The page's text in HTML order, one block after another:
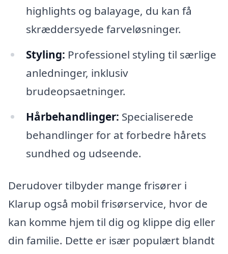
highlights og balayage, du kan få
skræddersyede farveløsninger.
Styling: Professionel styling til særlige
anledninger, inklusiv
brudeopsaetninger.
Hårbehandlinger: Specialiserede
behandlinger for at forbedre hårets
sundhed og udseende.
Derudover tilbyder mange frisører i
Klarup også mobil frisørservice, hvor de
kan komme hjem til dig og klippe dig eller
din familie. Dette er især populært blandt